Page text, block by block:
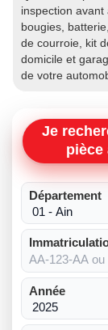
inspection
bougies,
de courroie, kit
domicile et
de votre
Je
pièce
Département
Année